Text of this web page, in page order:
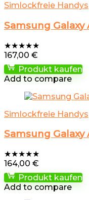
Simlockfreie Handys
Samsung Galaxy
★★★★★
167,00 €
Produkt kaufen
Add to compare
Simlockfreie Handys
Samsung Galaxy
★★★★★
164,00 €
Produkt kaufen
Add to compare